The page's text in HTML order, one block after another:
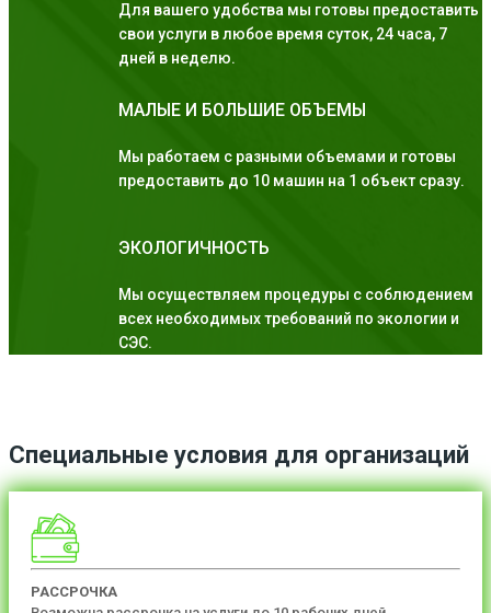
Для вашего удобства мы готовы предоставить
свои услуги в любое время суток, 24 часа, 7
дней в неделю.
МАЛЫЕ И БОЛЬШИЕ ОБЪЕМЫ
Мы работаем с разными объемами и готовы
предоставить до 10 машин на 1 объект сразу.
ЭКОЛОГИЧНОСТЬ
Мы осуществляем процедуры с соблюдением
всех необходимых требований по экологии и
СЭС.
Специальные условия для организаций
РАССРОЧКА